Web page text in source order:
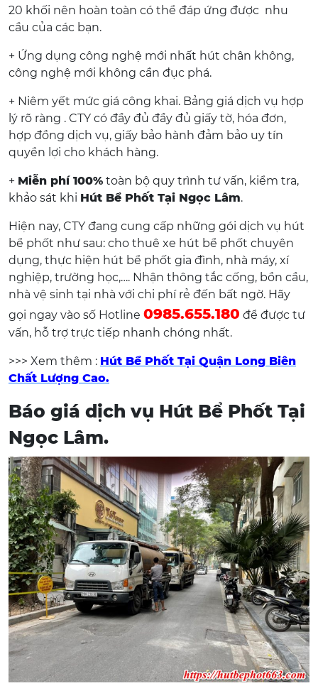
20 khối nên hoàn toàn có thể đáp ứng được nhu
cầu của các bạn.
+ Ứng dụng công nghệ mới nhất hút chân không,
công nghệ mới không cần đục phá.
+ Niêm yết mức giá công khai. Bảng giá dịch vụ hợp
lý rõ ràng . CTY có đầy đủ đầy đủ giấy tờ, hóa đơn,
hợp đồng dịch vụ, giấy bảo hành đảm bảo uy tín
quyền lợi cho khách hàng.
+ Miễn phí 100% toàn bộ quy trình tư vấn, kiểm tra,
khảo sát khi Hút Bể Phốt Tại Ngọc Lâm.
Hiện nay, CTY đang cung cấp những gói dịch vụ hút
bể phốt như sau: cho thuê xe hút bể phốt chuyên
dụng, thực hiện hút bể phốt gia đình, nhà máy, xí
nghiệp, trường học,…. Nhận thông tắc cống, bồn cầu,
nhà vệ sinh tại nhà với chi phí rẻ đến bất ngờ. Hãy
gọi ngay vào số Hotline 0985.655.180 để được tư
vấn, hỗ trợ trực tiếp nhanh chóng nhất.
>>> Xem thêm : Hút Bể Phốt Tại Quận Long Biên
Chất Lượng Cao.
Báo giá dịch vụ Hút Bể Phốt Tại
Ngọc Lâm.